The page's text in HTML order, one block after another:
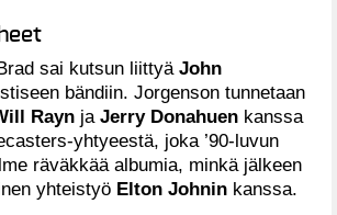
sai kutsun liittyä John
bändiin. Jorgenson tunnetaan
Rayn ja Jerry Donahuen kanssa
yhtyeestä, joka ’90-luvun
räväkkää albumia, minkä jälkeen
yhteistyö Elton Johnin kanssa.